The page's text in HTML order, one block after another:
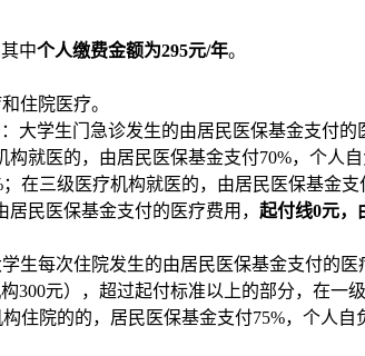
其中个人缴费金额为295元/年。
住院医疗。
大学生门急诊发生的由居民医保基金支付的
构就医的，由居民医保基金支付70%，个人自
；在三级医疗机构就医的，由居民医保基金支
居民医保基金支付的医疗费用， 起付线0元，
生每次住院发生的由居民医保基金支付的
300元），超过起付标准以上的部分，在一
住院的的，居民医保基金支付75%，个人自